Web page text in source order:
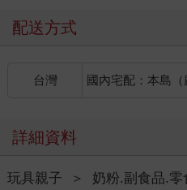
配送方式
台灣 國內宅配：本島（
詳細資料
玩具親子 ＞ 奶粉.副食品.零